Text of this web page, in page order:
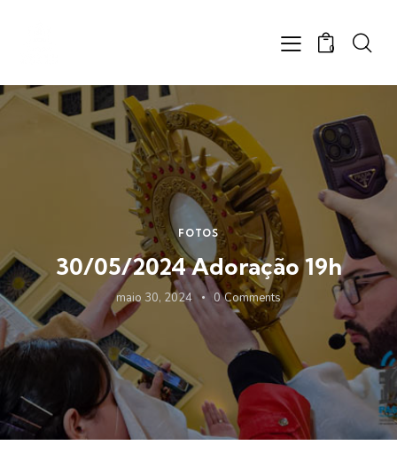
0
FOTOS
30/05/2024 Adoração 19h
maio 30, 2024 0 Comments